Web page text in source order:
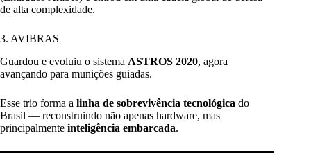
de alta complexidade.
3. AVIBRAS
Guardou e evoluiu o sistema ASTROS 2020, agora
avançando para munições guiadas.
Esse trio forma a linha de sobrevivência tecnológica do
Brasil — reconstruindo não apenas hardware, mas
principalmente inteligência embarcada.